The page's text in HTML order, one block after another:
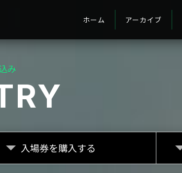
ホーム アーカイブ
み
入場券を購入する